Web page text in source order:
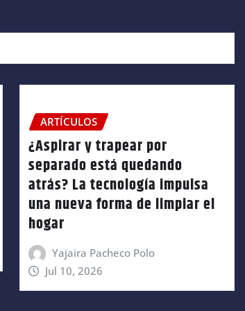
ARTÍCULOS
¿Aspirar y trapear por
separado está quedando
atrás? La tecnología impulsa
una nueva forma de limpiar el
hogar
Yajaira Pacheco Polo
Jul 10, 2026